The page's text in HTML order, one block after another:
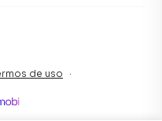
de uso ·